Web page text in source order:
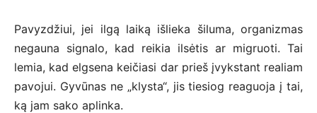
Pavyzdžiui, jei ilgą laiką išlieka šiluma, organizmas
negauna signalo, kad reikia ilsėtis ar migruoti. Tai
lemia, kad elgsena keičiasi dar prieš įvykstant realiam
pavojui. Gyvūnas ne „klysta“, jis tiesiog reaguoja į tai,
ką jam sako aplinka.